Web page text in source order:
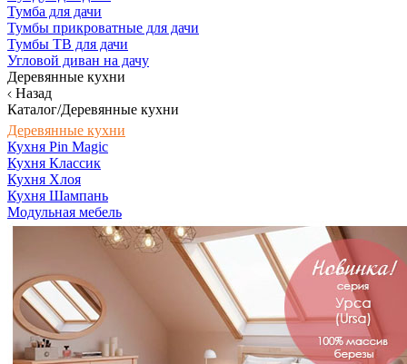
Тумба для дачи
Тумбы прикроватные для дачи
Тумбы ТВ для дачи
Угловой диван на дачу
Деревянные кухни
Назад
Каталог/Деревянные кухни
Деревянные кухни
Кухня Pin Magic
Кухня Классик
Кухня Хлоя
Кухня Шампань
Модульная мебель